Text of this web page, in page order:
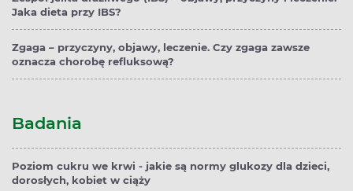
Jaka dieta przy IBS?
Zgaga – przyczyny, objawy, leczenie. Czy zgaga zawsze
oznacza chorobę refluksową?
Badania
Poziom cukru we krwi - jakie są normy glukozy dla dzieci,
dorosłych, kobiet w ciąży